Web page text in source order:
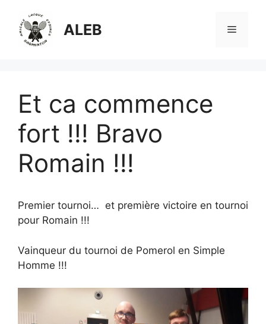
contenu
ALEB Menu
Et ca commence
fort !!! Bravo
Romain !!!
Premier tournoi… et première victoire en tournoi
pour Romain !!!
Vainqueur du tournoi de Pomerol en Simple
Homme !!!